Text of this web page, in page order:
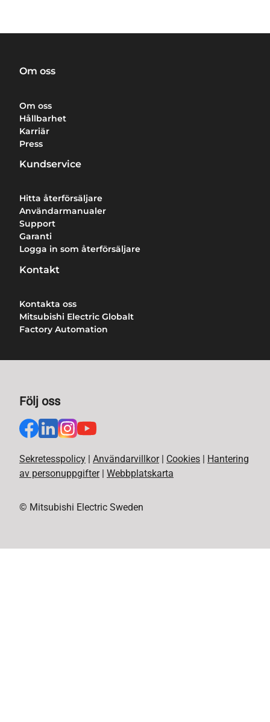
Om oss
Om oss
Hållbarhet
Karriär
Press
Kundservice
Hitta återförsäljare
Användarmanualer
Support
Garanti
Logga in som återförsäljare
Kontakt
Kontakta oss
Mitsubishi Electric Globalt
Factory Automation
Följ oss
Sekretesspolicy | Användarvillkor | Cookies | Hantering
av personuppgifter | Webbplatskarta
© Mitsubishi Electric Sweden